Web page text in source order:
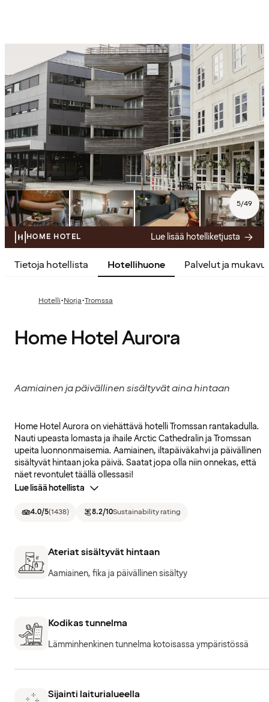
5/49
HOME HOTEL Lue lisää hotelliketjusta
Tietoja hotellista Hotellihuone Palvelut ja
Hotelli·Norja·Tromssa
Home Hotel Aurora
Aamiainen ja päivällinen sisältyvät aina hintaan
Home Hotel Aurora on viehättävä hotelli Tromssan rantakadulla.
Nauti upeasta lomasta ja ihaile Arctic Cathedralin ja Tromssan
upeita luonnonmaisemia. Aamiainen, iltapäiväkahvi ja päivällinen
sisältyvät hintaan joka päivä. Saatat jopa olla niin onnekas, että
näet revontulet täällä ollessasi!
Lue lisää hotellista
4.0/5(1438) 8.2/10Sustainability rating
Ateriat sisältyvät hintaan
Aamiainen, fika ja päivällinen sisältyy
Kodikas tunnelma
Lämminhenkinen tunnelma kotoisassa ympäristössä
Sijainti laiturialueella